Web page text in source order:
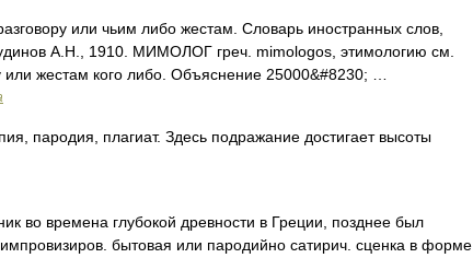
или чьим либо жестам. Словарь иностранных слов,
А.Н., 1910. МИМОЛОГ греч. mimologos, этимологию см.
жестам кого либо. Объяснение 25000&#8230; …
пародия, плагиат. Здесь подражание достигает высоты
времена глубокой древности в Греции, позднее был
бытовая или пародийно сатирич. сценка в форме